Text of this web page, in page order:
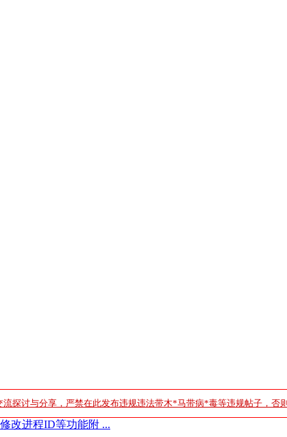
探讨与分享，严禁在此发布违规违法带木*马带病*毒等违规帖子，否
改进程ID等功能附 ...